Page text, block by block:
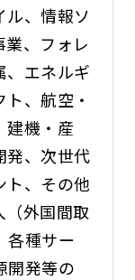
ル、情報ソ
業、フォレ
、エネルギ
、航空・
建機・産
発、次世代
ト、その他
（外国間取
各種サー
開発等の